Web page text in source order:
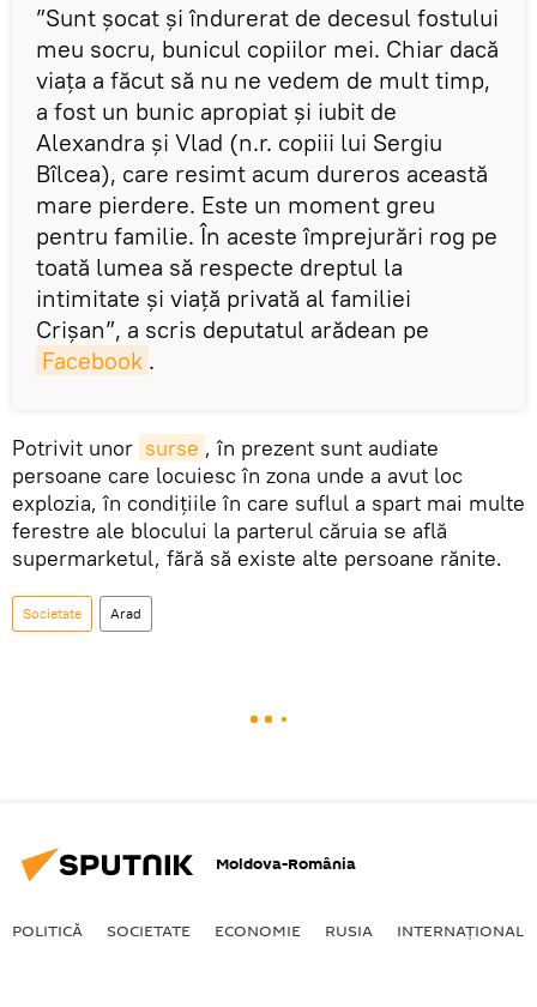
”Sunt şocat şi îndurerat de decesul fostului
meu socru, bunicul copiilor mei. Chiar dacă
viaţa a făcut să nu ne vedem de mult timp,
a fost un bunic apropiat şi iubit de
Alexandra şi Vlad (n.r. copiii lui Sergiu
Bîlcea), care resimt acum dureros această
mare pierdere. Este un moment greu
pentru familie. În aceste împrejurări rog pe
toată lumea să respecte dreptul la
intimitate şi viaţă privată al familiei
Crişan”, a scris deputatul arădean pe
Facebook .
Potrivit unor surse , în prezent sunt audiate
persoane care locuiesc în zona unde a avut loc
explozia, în condițiile în care suflul a spart mai multe
ferestre ale blocului la parterul căruia se află
supermarketul, fără să existe alte persoane rănite.
Societate Arad
Moldova-România
POLITICĂ SOCIETATE ECONOMIE RUSIA INTERNAŢIONAL